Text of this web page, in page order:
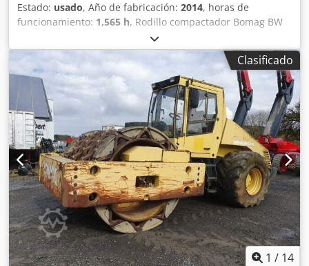
Estado: usado, Año de fabricación: 2014, horas de
funcionamiento: 1,565 h, Rodillo compactador Bomag BW
154 AP-4 AM, año de fabricación: 2014, horas de
funcionamiento: solo 1565 h, motor: Kubota [55,4 kW/75
CV], sistema Asphalt Manager 2, distribuidor de asfalto
Bomag, cortador de asfalto lateral derecho, peso: 7300 kg,
tambor de superficie lisa, buen estado, listo para su uso
inmediato. Si lo desea, le ofrecemos una propuesta de
arrendamiento o financiación. El Sr. Mihm (teléfono: )
estará encantado de atenderle. Encontrará más
información en nuestra página web. Salvo errores y venta
previa. Posibilidad de alquiler. Cjdpfx Ajzpdh Uebxsrf =
Más información = Póngase en contacto con Tobias Ebert
para obtener más información.
Clasificado
1 / 14